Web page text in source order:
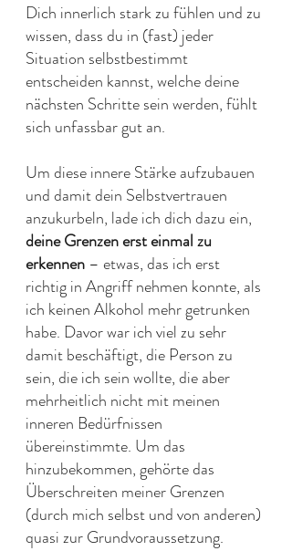
Dich innerlich stark zu fühlen und zu
wissen, dass du in (fast) jeder
Situation selbstbestimmt
entscheiden kannst, welche deine
nächsten Schritte sein werden, fühlt
sich unfassbar gut an.
Um diese innere Stärke aufzubauen
und damit dein Selbstvertrauen
anzukurbeln, lade ich dich dazu ein,
deine Grenzen erst einmal zu
erkennen – etwas, das ich erst
richtig in Angriff nehmen konnte, als
ich keinen Alkohol mehr getrunken
habe. Davor war ich viel zu sehr
damit beschäftigt, die Person zu
sein, die ich sein wollte, die aber
mehrheitlich nicht mit meinen
inneren Bedürfnissen
übereinstimmte. Um das
hinzubekommen, gehörte das
Überschreiten meiner Grenzen
(durch mich selbst und von anderen)
quasi zur Grundvoraussetzung.